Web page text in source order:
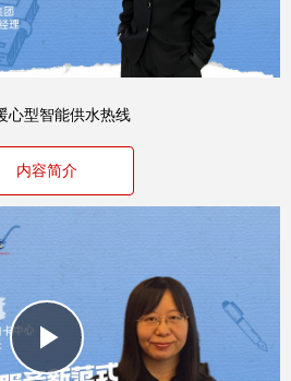
Video
内容简介
心型智能供水热线
Play